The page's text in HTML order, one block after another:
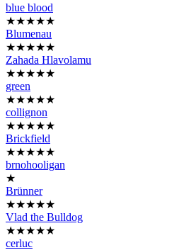
blue blood
★★★★★
Blumenau
★★★★★
Zahada Hlavolamu
★★★★★
green
★★★★★
collignon
★★★★★
Brickfield
★★★★★
brnohooligan
★
Brünner
★★★★★
Vlad the Bulldog
★★★★★
cerluc